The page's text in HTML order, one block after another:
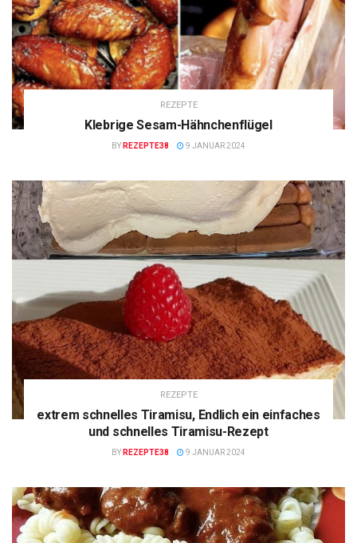
REZEPTE
Klebrige Sesam-Hähnchenflügel
BY REZEPTE38 9 JANUAR 2024
REZEPTE
extrem schnelles Tiramisu, Endlich ein einfaches
und schnelles Tiramisu-Rezept
BY REZEPTE38 9 JANUAR 2024